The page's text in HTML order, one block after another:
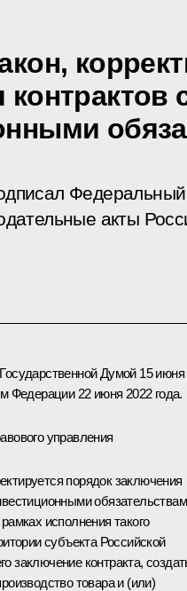
контрактов
акты
Думой 15 июня
Федерации 22 июня 2022 года.
управления
порядок заключения
исполнения такого
субъекта Российской
заключение контракта,
товара и (или)